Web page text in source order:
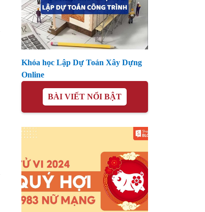
Khóa học Lập Dự Toán Xây Dựng
Online
BÀI VIẾT NỔI BẬT